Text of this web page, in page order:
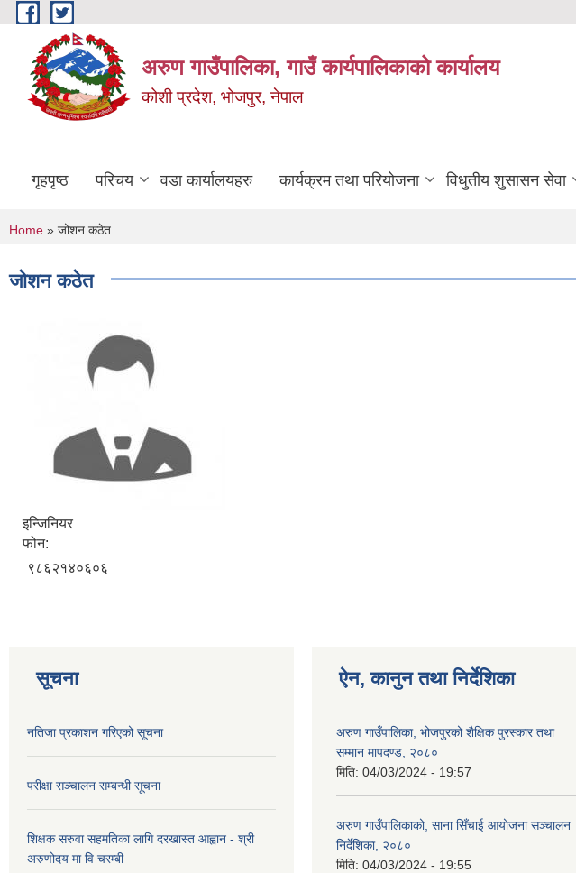
Skip to main content
अरुण गाउँपालिका, गाउँ कार्यपालिकाको कार्यालय
कोशी प्रदेश, भोजपुर, नेपाल
गृहपृष्ठ परिचय वडा कार्यालयहरु कार्यक्रम तथा परियोजना विधुतीय शुसासन सेवा
You are here
Home » जोशन कठेत
जोशन कठेत
इन्जिनियर
फोन:
९८६२१४०६०६
सूचना
नतिजा प्रकाशन गरिएको सूचना
परीक्षा सञ्चालन सम्बन्धी सूचना
शिक्षक सरुवा सहमतिका लागि दरखास्त आह्वान - श्री
अरुणोदय मा वि चरम्बी
ऐन, कानुन तथा निर्देशिका
अरुण गाउँपालिका, भोजपुरको शैक्षिक पुरस्कार तथा
सम्मान मापदण्ड, २०८०
मिति: 04/03/2024 - 19:57
अरुण गाउँपालिकाको, साना सिँचाई आयोजना सञ्‍चालन
निर्देशिका, २०८०
मिति: 04/03/2024 - 19:55